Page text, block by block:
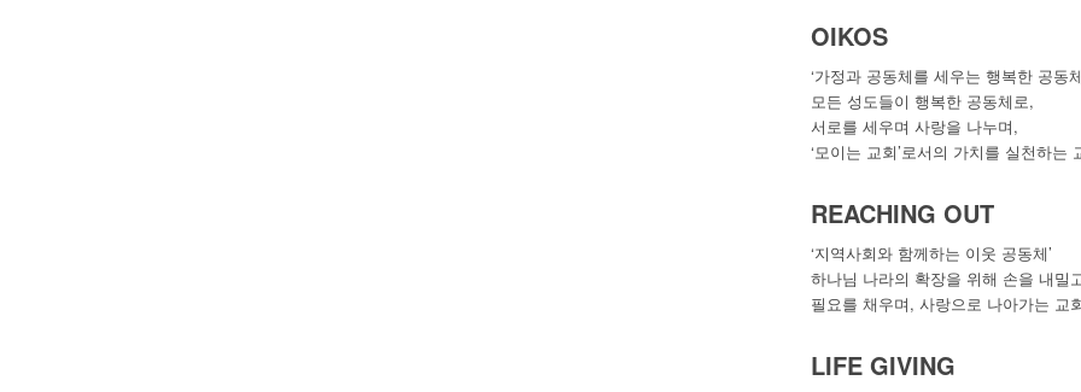
OIKOS
‘가정과 공동체를 세우는 행복한 공동
모든 성도들이 행복한 공동체로,
서로를 세우며 사랑을 나누며,
‘모이는 교회’로서의 가치를 실천하는
REACHING OUT
‘지역사회와 함께하는 이웃 공동체’
하나님 나라의 확장을 위해 손을 내밀
필요를 채우며, 사랑으로 나아가는 교
LIFE GIVING